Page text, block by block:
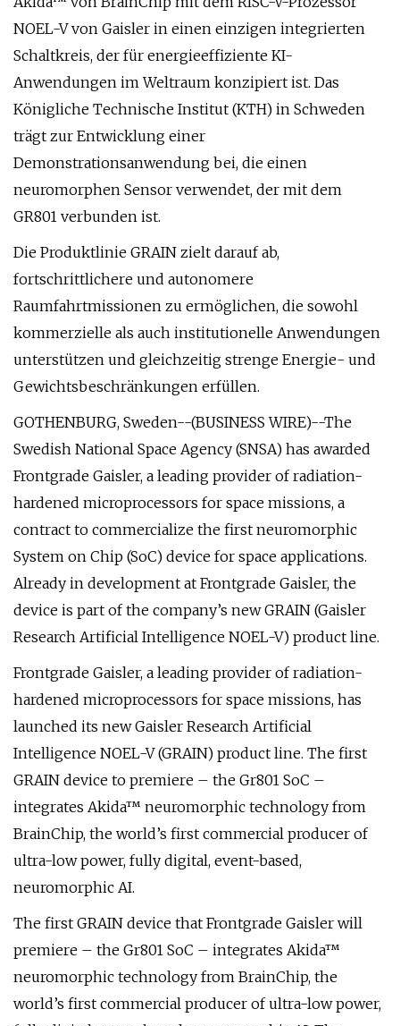
NOEL-V von Gaisler in einen einzigen integrierten
Schaltkreis, der für energieeffiziente KI-
Anwendungen im Weltraum konzipiert ist. Das
Königliche Technische Institut (KTH) in Schweden
trägt zur Entwicklung einer
Demonstrationsanwendung bei, die einen
neuromorphen Sensor verwendet, der mit dem
GR801 verbunden ist.
Die Produktlinie GRAIN zielt darauf ab,
fortschrittlichere und autonomere
Raumfahrtmissionen zu ermöglichen, die sowohl
kommerzielle als auch institutionelle Anwendungen
unterstützen und gleichzeitig strenge Energie- und
Gewichtsbeschränkungen erfüllen.
GOTHENBURG, Sweden--(BUSINESS WIRE)--The
Swedish National Space Agency (SNSA) has awarded
Frontgrade Gaisler, a leading provider of radiation-
hardened microprocessors for space missions, a
contract to commercialize the first neuromorphic
System on Chip (SoC) device for space applications.
Already in development at Frontgrade Gaisler, the
device is part of the company’s new GRAIN (Gaisler
Research Artificial Intelligence NOEL-V) product line.
Frontgrade Gaisler, a leading provider of radiation-
hardened microprocessors for space missions, has
launched its new Gaisler Research Artificial
Intelligence NOEL-V (GRAIN) product line. The first
GRAIN device to premiere – the Gr801 SoC –
integrates Akida™ neuromorphic technology from
BrainChip, the world’s first commercial producer of
ultra-low power, fully digital, event-based,
neuromorphic AI.
The first GRAIN device that Frontgrade Gaisler will
premiere – the Gr801 SoC – integrates Akida™
neuromorphic technology from BrainChip, the
world’s first commercial producer of ultra-low power,